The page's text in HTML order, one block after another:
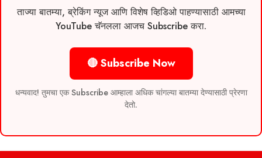
ताज्या बातम्या, ब्रेकिंग न्यूज आणि विशेष व्हिडिओ पाहण्यासाठी आमच्या
YouTube चॅनलला आजच Subscribe करा.
🔴 Subscribe Now
धन्यवाद! तुमचा एक Subscribe आम्हाला अधिक चांगल्या बातम्या देण्यासाठी प्रेरणा
देतो.